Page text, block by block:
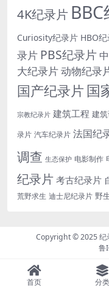
4K纪录片
Curiosity纪录片 HBO
录片 PBS纪录片
大纪录片动物纪录
国产纪录片 国
宗教纪录片 建筑工程 建
录片 汽车纪录片 法国纪
调查 生态保护 电影制作
纪录片考古纪录片
荒野求生 迪士尼纪录片 野
Copyright © 2025纪
鲁
首页 分类